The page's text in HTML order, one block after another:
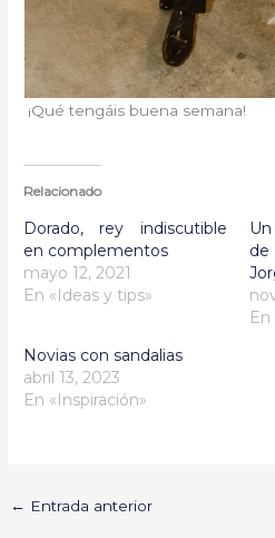
¡Qué tengáis buena semana!
Relacionado
Dorado, rey indiscutible
en complementos
mayo 12, 2021
En «Ideas y tips»
En
Novias con sandalias
abril 13, 2023
En «Inspiración»
← Entrada anterior